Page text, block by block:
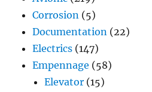
Corrosion (5)
Documentation (22)
Electrics (147)
Empennage (58)
Elevator (15)